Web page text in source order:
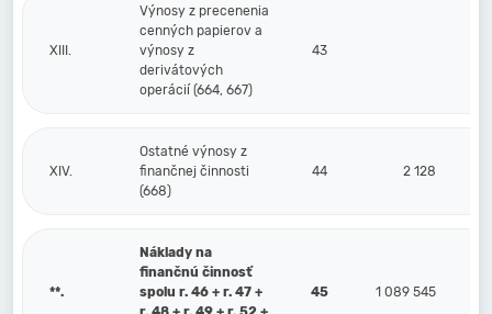
XIII.
Výnosy z precenenia
cenných papierov a
výnosy z
derivátových
operácií (664, 667)
43
XIV.
Ostatné výnosy z
finančnej činnosti
(668)
44 2 128
**.
Náklady na
finančnú činnosť
spolu r. 46 + r. 47 +
45 1 089 545